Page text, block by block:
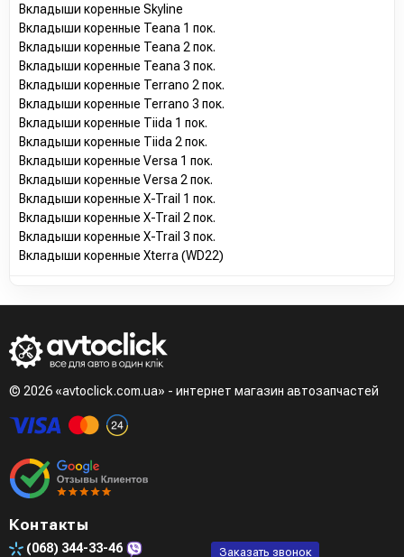
Вкладыши коренные Skyline
Вкладыши коренные Teana 1 пок.
Вкладыши коренные Teana 2 пок.
Вкладыши коренные Teana 3 пок.
Вкладыши коренные Terrano 2 пок.
Вкладыши коренные Terrano 3 пок.
Вкладыши коренные Tiida 1 пок.
Вкладыши коренные Tiida 2 пок.
Вкладыши коренные Versa 1 пок.
Вкладыши коренные Versa 2 пок.
Вкладыши коренные X-Trail 1 пок.
Вкладыши коренные X-Trail 2 пок.
Вкладыши коренные X-Trail 3 пок.
Вкладыши коренные Xterra (WD22)
© 2026 «avtoclick.com.ua» - интернет магазин автозапчастей
Контакты
(068) 344-33-46 Заказать звонок